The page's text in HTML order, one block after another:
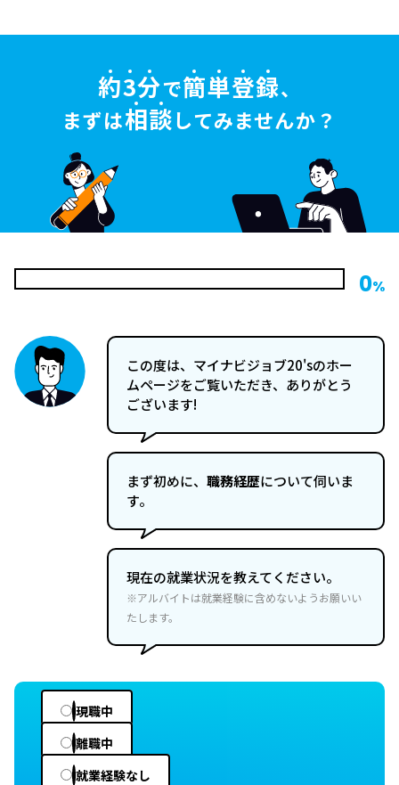
約3分で簡単登録、
まずは相談してみませんか？
0%
この度は、マイナビジョブ20'sのホー
ムページをご覧いただき、ありがとう
ございます!
まず初めに、 職務経歴について伺いま
す。
現在の就業状況を教えてください。
※アルバイトは就業経験に含めないようお願いい
たします。
現職中
離職中
就業経験なし